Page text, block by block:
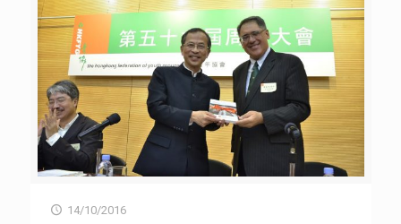
14/10/2016